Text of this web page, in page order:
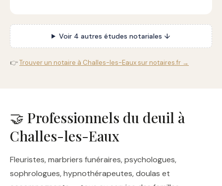
Voir 4 autres études notariales ↓
👉Trouver un notaire à Challes-les-Eaux sur notaires.fr →
🤝 Professionnels du deuil à
Challes-les-Eaux
Fleuristes, marbriers funéraires, psychologues,
sophrologues, hypnothérapeutes, doulas et